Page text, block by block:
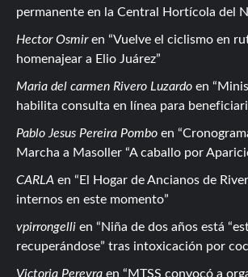
permanente en la Central Hortícola del
Hector Osmiren
Vuelve el ciclismo en
homenajear a Elio Juárez
Maria del carmen Rivero Luzardo en
habilita consulta en línea para
Pablo Jesus Pereira Pombo en
Marcha a Masoller “A caballo por
CARLA en
El Hogar de Ancianos de
internos en este momento
vpirrongelli en
Niña de dos años está
recuperándose” tras intoxicación por
Victoria Pereyra en MTSS convocó a